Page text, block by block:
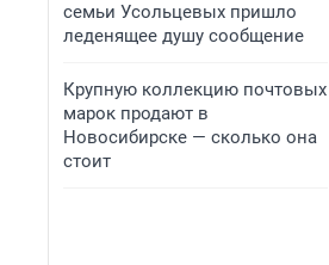
семьи Усольцевых пришло
леденящее душу сообщение
Крупную коллекцию почтовых
марок продают в
Новосибирске — сколько она
стоит